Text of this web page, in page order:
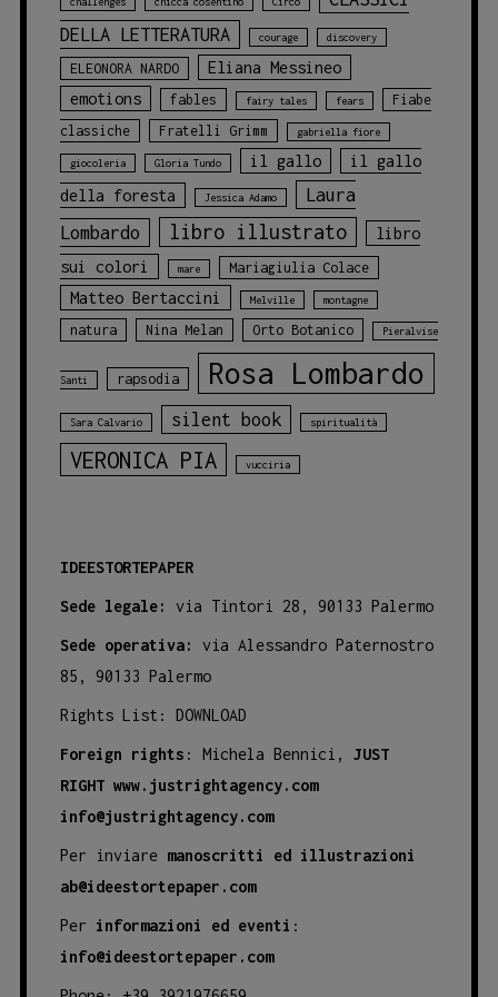
DELLA LETTERATURA
courage discovery
ELEONORA NARDO
Eliana Messineo
emotions
fables fairy tales fears
Fiabe
classiche
Fratelli Grimm gabriella fiore
giocoleria Gloria Tundo il gallo
il gallo
della foresta
Jessica Adamo
Laura
Lombardo
libro illustrato
libro
sui colori
mare Mariagiulia Colace
Matteo Bertaccini Melville montagne
natura Nina Melan Orto Botanico Pieralvise
Santi rapsodia Rosa Lombardo
Sara Calvario silent book spiritualità
VERONICA PIA vucciria
IDEESTORTEPAPER
Sede legale: via Tintori 28, 90133 Palermo
Sede operativa:
via Alessandro Paternostro
85, 90133 Palermo
Rights List: DOWNLOAD
Foreign rights : Michela Bennici, JUST
RIGHT www.justrightagency.com
info@justrightagency.com
Per inviare manoscritti ed illustrazioni
ab@ideestortepaper.com
Per informazioni ed eventi :
info@ideestortepaper.com